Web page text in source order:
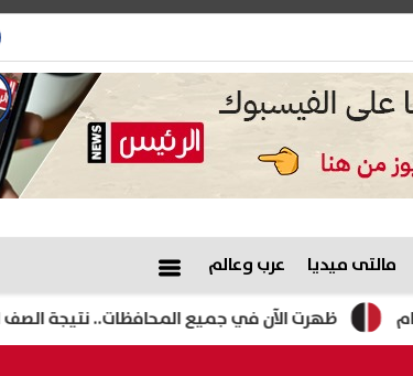
مالتى ميديا عرب وعالم
ظهرت الآن في جميع المحافظات.. نتيجة الصف الثالث